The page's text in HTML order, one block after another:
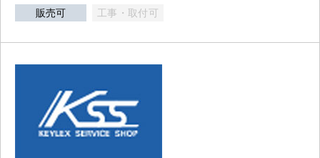
販売可 工事・取付可